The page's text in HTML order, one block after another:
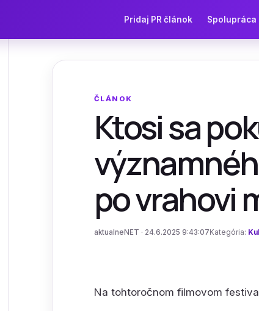
Pridaj PR článok Spolupráca
ČLÁNOK
Ktosi sa
po vrahovi
aktualneNET · 24.6.2025 9:43:07 Kategória:
Na tohtoročnom filmovom